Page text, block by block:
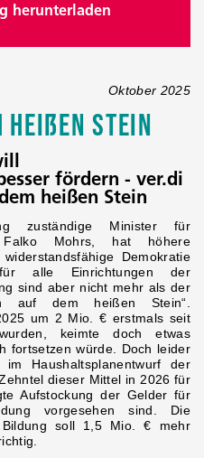
herunterladen
Oktober 2025
Stein
fördern - ver.di
heißen Stein
zuständige Minister für
Mohrs, hat höhere
Demokratie
alle Einrichtungen der
sind aber nicht mehr als der
auf dem heißen Stein“.
um 2 Mio. € erstmals seit
keimte doch etwas
fortsetzen würde. Doch leider
Haushaltsplanentwurf der
dieser Mittel in 2026 für
Aufstockung der Gelder für
vorgesehen sind. Die
Bildung soll 1,5 Mio. € mehr